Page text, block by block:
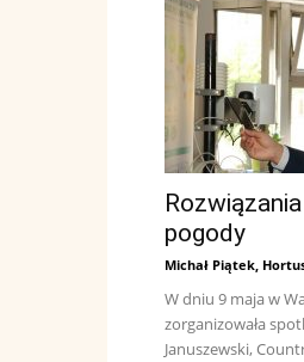
pogody
Michał Piątek,
W dniu 9 maja w
zorganizowała
Januszewski,